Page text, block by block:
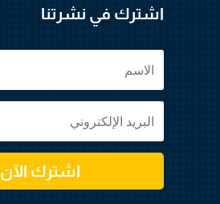
اشترك في نشرتنا
اشترك الآن